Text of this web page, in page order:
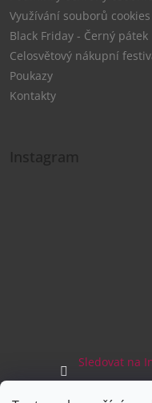
Využívání souborů
Black Friday - Černý pátek
Celosvětový nákupní
Poukazy
Kontakty
Instagram
Sledovat na